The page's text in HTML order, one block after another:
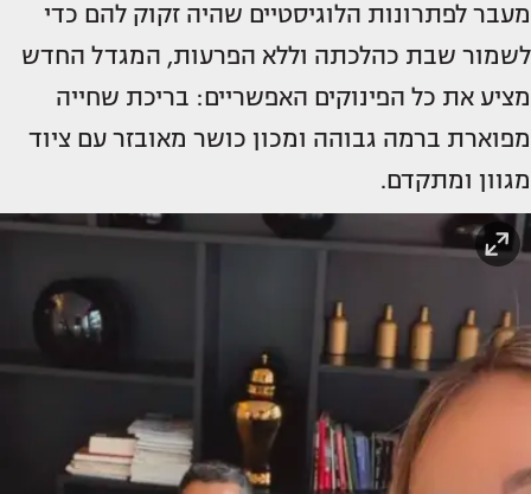
מעבר לפתרונות הלוגיסטיים שהיה זקוק להם כדי
לשמור שבת כהלכתה וללא הפרעות, המגדל החדש
מציע את כל הפינוקים האפשריים: בריכת שחייה
מפוארת ברמה גבוהה ומכון כושר מאובזר עם ציוד
מגוון ומתקדם.